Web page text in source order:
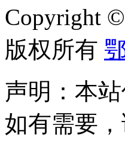
Copyright
版权所有
声明：本
如有需要